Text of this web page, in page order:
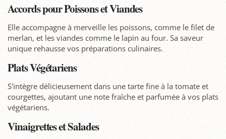
Accords pour Poissons et Viandes
Elle accompagne à merveille les poissons, comme le filet de
merlan, et les viandes comme le lapin au four. Sa saveur
unique rehausse vos préparations culinaires.
Plats Végétariens
S'intègre délicieusement dans une tarte fine à la tomate et
courgettes, ajoutant une note fraîche et parfumée à vos plats
végétariens.
Vinaigrettes et Salades